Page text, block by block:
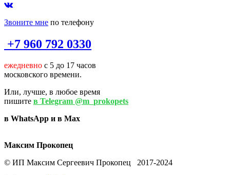
Звоните мне по телефону
+7 960 792 0330
ежедневно с 5 до 17 часов
московского времени.
Или, лучше, в любое время
пишите в Telegram @m_prokopets
в WhatsApp и в Max
Максим Прокопец
© ИП Максим Сергеевич Прокопец 2017-2024